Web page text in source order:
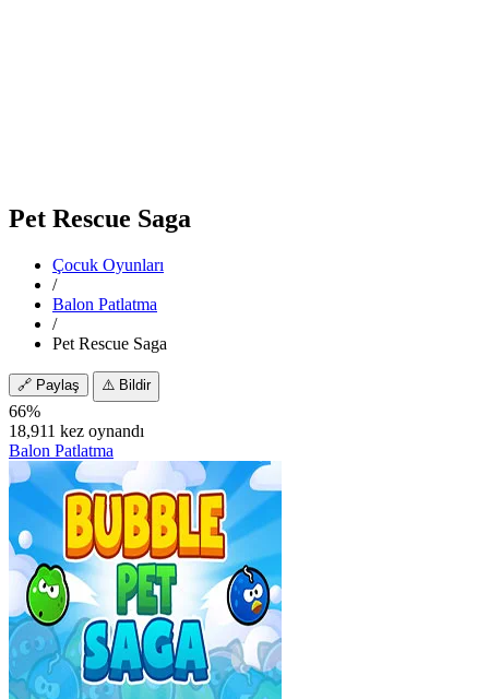
Pet Rescue Saga
Çocuk Oyunları
/
Balon Patlatma
/
Pet Rescue Saga
🔗 Paylaş ⚠️ Bildir
66%
18,911 kez oynandı
Balon Patlatma